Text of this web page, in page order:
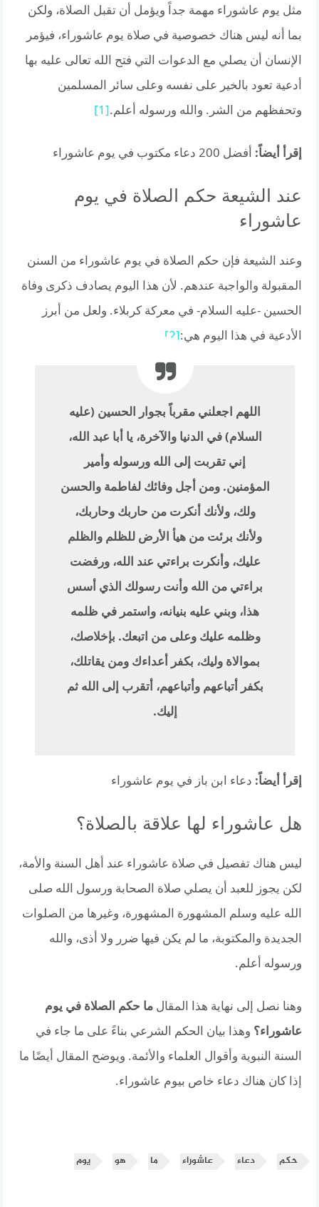
مثل يوم عاشوراء مهمة جداً ويؤمل أن تقبل الصلاة، ولكن
بما أنه ليس هناك خصوصية في صلاة يوم عاشوراء، فيؤمر
الإنسان أن يصلي مع الدعوات التي فتح الله تعالى عليه بها
أدعية تعود بالخير على نفسه وعلى سائر المسلمين
وتحفظهم من الشر. والله ورسوله أعلم.[1]
إقرأ أيضاً: أفضل 200 دعاء مكتوب في يوم عاشوراء
عند الشيعة حكم الصلاة في يوم
عاشوراء
وعند الشيعة فإن حكم الصلاة في يوم عاشوراء من السنن
المقبولة والواجبة عندهم. لأن هذا اليوم يصادف ذكرى وفاة
الحسين -عليه السلام- في معركة كربلاء. ولعل من أبرز
الأدعية في هذا اليوم هي:[2]
اللهم اجعلني مقرباً بجوار الحسين (عليه
السلام) في الدنيا والآخرة، يا أبا عبد الله،
إني تقربت إلى الله ورسوله وأمير
المؤمنين. ومن أجل وفائك لفاطمة والحسن
ولك، ولأنك أنكرت من حاربك وحاربك،
ولأنك برئت من هيأ الأرض للظلم والظلم
عليك، وأنكرت براءتي عند الله، ورفضت
براءتي من الله وأنت رسولك الذي أسس
هذا، وبني عليه بنيانه، واستمر في ظلمه
وظلمه عليك وعلى من اتبعك. بإخلاصك،
بموالاة وليك، بكفر أعداءك ومن يقاتلك،
بكفر أتباعهم وأتباعهم، أتقرب إلى الله ثم
إليك.
إقرأ أيضاً: دعاء ابن باز في يوم عاشوراء
هل عاشوراء لها علاقة بالصلاة؟
ليس هناك تفصيل في صلاة عاشوراء عند أهل السنة والأمة،
لكن يجوز للعبد أن يصلي صلاة الصحابة ورسول الله صلى
الله عليه وسلم المشهورة المشهورة، وغيرها من الصلوات
الجديدة والمكتوبة، ما لم يكن فيها ضرر ولا أذى، والله
ورسوله أعلم.
وهنا نصل إلى نهاية هذا المقالما حكم الصلاة في يوم
عاشوراء؟ وهذا بيان الحكم الشرعي بناءً على ما جاء في
السنة النبوية وأقوال العلماء والأئمة. ويوضح المقال أيضًا ما
إذا كان هناك دعاء خاص بيوم عاشوراء.
حكم دعاء عاشوراء ما هو يوم